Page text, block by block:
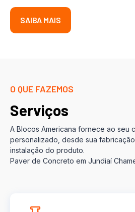
SAIBA MAIS
O QUE FAZEMOS
Serviços
A Blocos Americana fornece ao seu
personalizado, desde sua
instalação do produto.
Paver de Concreto em Jundiaí